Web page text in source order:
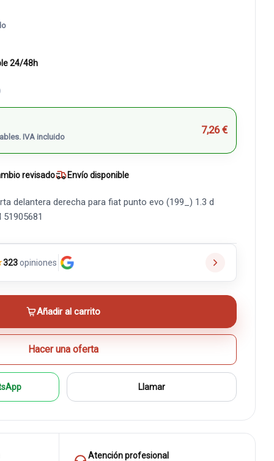
24/48h
IVA incluido
7,26 €
revisado Envío disponible
delantera derecha para fiat punto evo (199_) 1.3 d
323opiniones
Añadir al carrito
Hacer una oferta
Llamar
Atención profesional